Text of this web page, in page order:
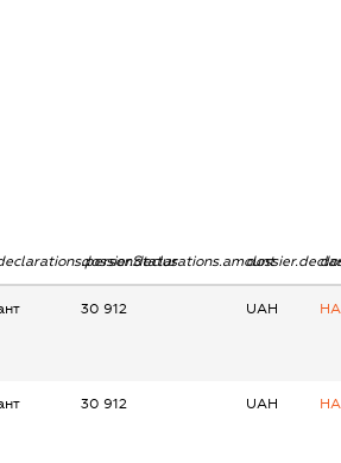
dossier.declarations.amount
30 912 UAH
30 912 UAH